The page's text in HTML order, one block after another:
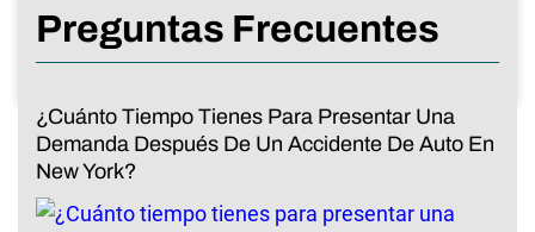
Preguntas Frecuentes
¿Cuánto Tiempo Tienes Para Presentar Una
Demanda Después De Un Accidente De Auto En
New York?